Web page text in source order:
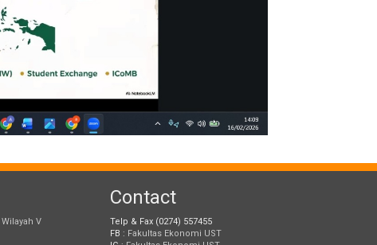
V
Contact
Telp & Fax (0274) 557455
FB : Fakultas Ekonomi UST